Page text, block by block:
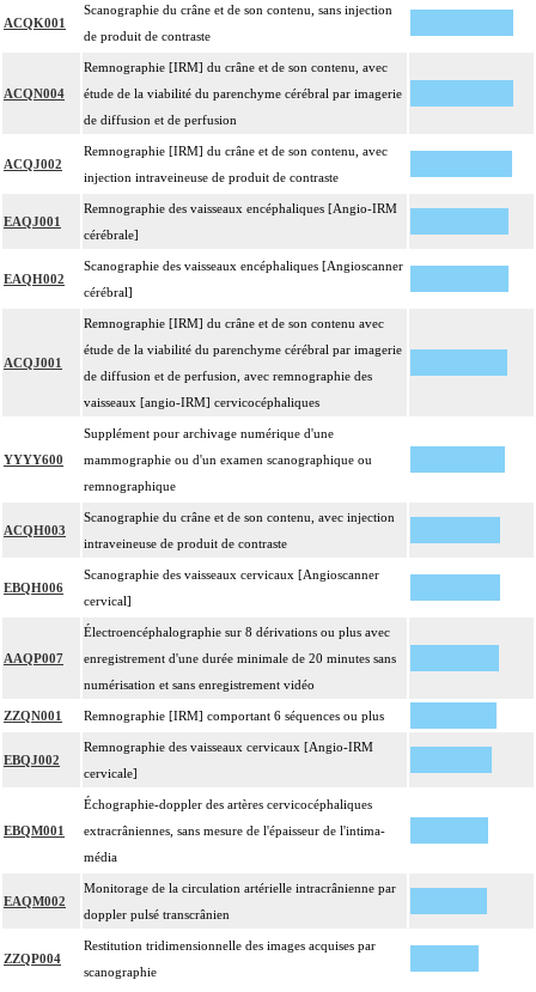
ACQK001
Scanographie du crâne et de son contenu, sans injection
de produit de contraste
ACQN004
Remnographie [IRM] du crâne et de son contenu, avec
étude de la viabilité du parenchyme cérébral par imagerie
de diffusion et de perfusion
ACQJ002
Remnographie [IRM] du crâne et de son contenu, avec
injection intraveineuse de produit de contraste
EAQJ001
Remnographie des vaisseaux encéphaliques [Angio-IRM
cérébrale]
EAQH002
Scanographie des vaisseaux encéphaliques [Angioscanner
cérébral]
ACQJ001
Remnographie [IRM] du crâne et de son contenu avec
étude de la viabilité du parenchyme cérébral par imagerie
de diffusion et de perfusion, avec remnographie des
vaisseaux [angio-IRM] cervicocéphaliques
YYYY600
Supplément pour archivage numérique d'une
mammographie ou d'un examen scanographique ou
remnographique
ACQH003
Scanographie du crâne et de son contenu, avec injection
intraveineuse de produit de contraste
EBQH006
Scanographie des vaisseaux cervicaux [Angioscanner
cervical]
AAQP007
Électroencéphalographie sur 8 dérivations ou plus avec
enregistrement d'une durée minimale de 20 minutes sans
numérisation et sans enregistrement vidéo
ZZQN001 Remnographie [IRM] comportant 6 séquences ou plus
EBQJ002
Remnographie des vaisseaux cervicaux [Angio-IRM
cervicale]
EBQM001
Échographie-doppler des artères cervicocéphaliques
extracrâniennes, sans mesure de l'épaisseur de l'intima-
média
EAQM002
Monitorage de la circulation artérielle intracrânienne par
doppler pulsé transcrânien
ZZQP004
Restitution tridimensionnelle des images acquises par
scanographie